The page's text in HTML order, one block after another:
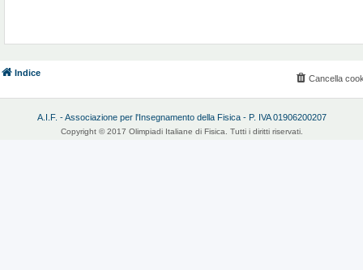
Indice
Cancella
A.I.F. - Associazione per l'Insegnamento della Fisica - P. IVA 01906200207
Copyright © 2017 Olimpiadi Italiane di Fisica. Tutti i diritti riservati.